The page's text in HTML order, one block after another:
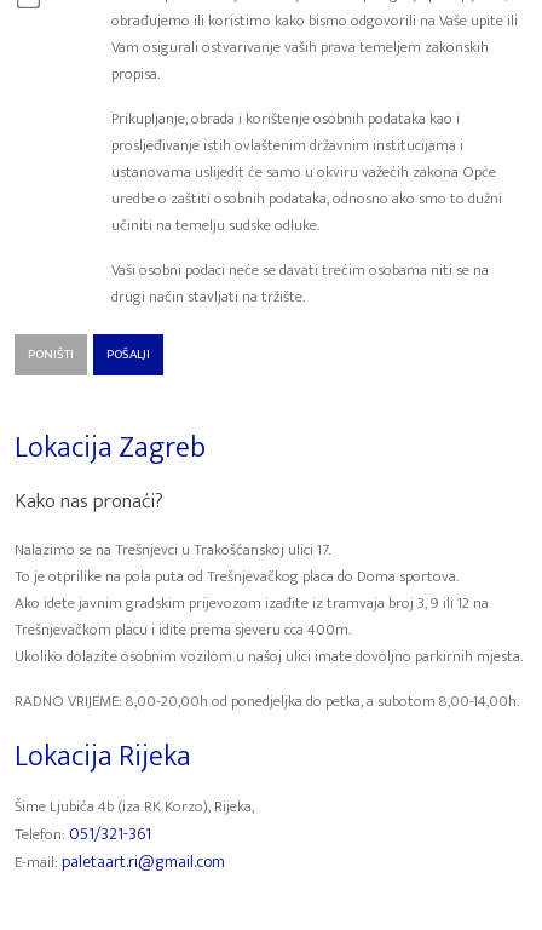
obrađujemo ili koristimo kako bismo odgovorili na Vaše upite ili
Vam osigurali ostvarivanje vaših prava temeljem zakonskih
propisa.
Prikupljanje, obrada i korištenje osobnih podataka kao i
prosljeđivanje istih ovlaštenim državnim institucijama i
ustanovama uslijedit će samo u okviru važećih zakona Opće
uredbe o zaštiti osobnih podataka, odnosno ako smo to dužni
učiniti na temelju sudske odluke.
Vaši osobni podaci neće se davati trećim osobama niti se na
drugi način stavljati na tržište.
Lokacija Zagreb
Kako nas pronaći?
Nalazimo se na Trešnjevci u Trakošćanskoj ulici 17.
To je otprilike na pola puta od Trešnjevačkog placa do Doma sportova.
Ako idete javnim gradskim prijevozom izađite iz tramvaja broj 3, 9 ili 12 na
Trešnjevačkom placu i idite prema sjeveru cca 400m.
Ukoliko dolazite osobnim vozilom u našoj ulici imate dovoljno parkirnih mjesta.
RADNO VRIJEME: 8,00-20,00h od ponedjeljka do petka, a subotom 8,00-14,00h.
Lokacija Rijeka
Šime Ljubića 4b (iza RK Korzo), Rijeka,
Telefon: 051/321-361
E-mail:paletaart.ri@gmail.com